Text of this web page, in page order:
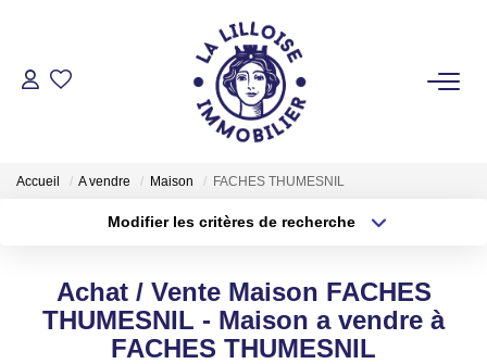
ACHETER
Tous Nos Biens
LOUER
Accueil A vendre Maison FACHES THUMESNIL
Modifier les critères de recherche
Sélectionnez...
Type de bien
Surface min
Achat / Vente Maison FACHES
THUMESNIL - Maison a vendre à
FACHES THUMESNIL